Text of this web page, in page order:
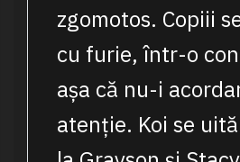
zgomotos. Copiii
cu furie, într-o
așa că nu-i
atenție. Koi se